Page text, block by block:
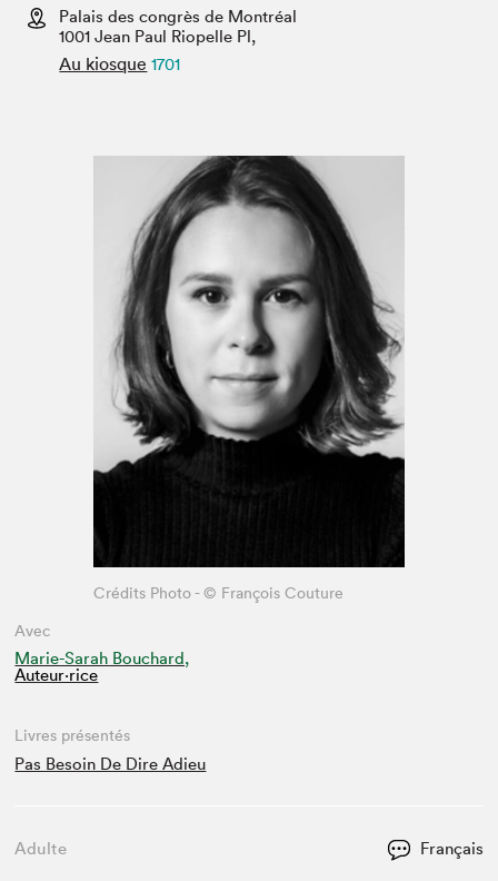
Espace médias
Palais des congrès de Montréal
1001 Jean Paul Riopelle Pl,
Au kiosque 1701
Avec
Marie-Sarah Bouchard,
Auteur·rice
Crédits Photo - © François Couture
Livres présentés
Pas Besoin De Dire Adieu
Adulte Français